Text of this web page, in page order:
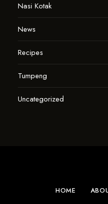
Nasi Kotak
News
Recipes
Tumpeng
Uncategorized
HOME